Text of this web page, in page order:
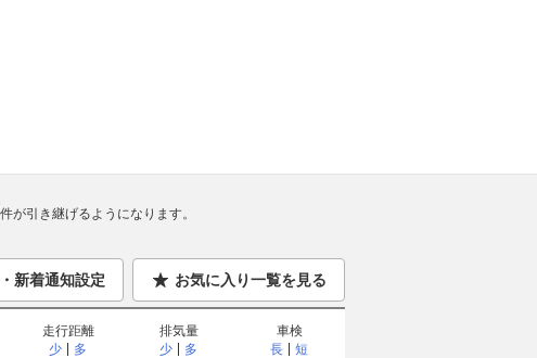
引き継げるようになります。
新着通知設定 お気に入り一覧を見る
走行距離
少
多
排気量
少
多
車検
長
短